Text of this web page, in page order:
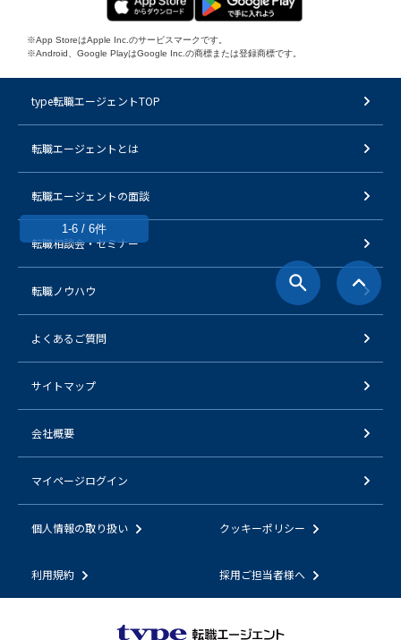
1-6 / 6件
※App StoreはApple Inc.のサービスマークです。
※Android、Google PlayはGoogle Inc.の商標または登録商標です。
type転職エージェントTOP
転職エージェントとは
転職エージェントの面談
転職相談会・セミナー
転職ノウハウ
よくあるご質問
サイトマップ
会社概要
マイページログイン
個人情報の取り扱い クッキーポリシー
利用規約 採用ご担当者様へ